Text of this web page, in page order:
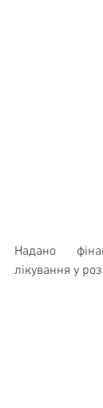
Надано
лікування у